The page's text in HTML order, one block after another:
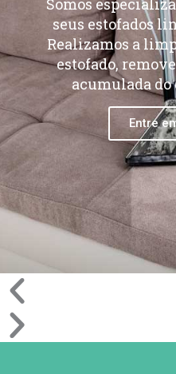
seus estofados
Realizamos a
estofado,
acumulada do
Entre